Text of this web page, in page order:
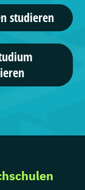
The Mobile
studieren